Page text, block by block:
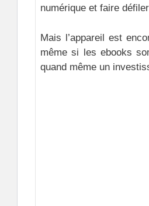
numérique et faire
Mais l’appareil est
même si les ebooks
quand même un